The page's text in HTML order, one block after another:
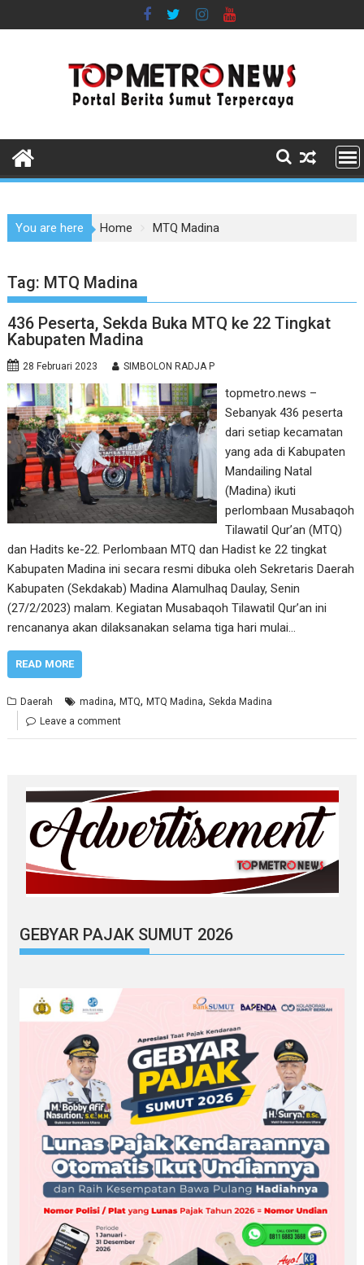
to
You are here Home MTQ Madina
Tag: MTQ Madina
436 Peserta, Sekda Buka MTQ ke 22 Tingkat
Kabupaten Madina
28 Februari 2023 SIMBOLON RADJA P
topmetro.news –
Sebanyak 436 peserta
dari setiap kecamatan
yang ada di Kabupaten
Mandailing Natal
(Madina) ikuti
perlombaan Musabaqoh
Tilawatil Qur’an (MTQ)
dan Hadits ke-22. Perlombaan MTQ dan Hadist ke 22 tingkat
Kabupaten Madina ini secara resmi dibuka oleh Sekretaris Daerah
Kabupaten (Sekdakab) Madina Alamulhaq Daulay, Senin
(27/2/2023) malam. Kegiatan Musabaqoh Tilawatil Qur’an ini
rencananya akan dilaksanakan selama tiga hari mulai…
READ MORE
Daerah madina,MTQ,MTQ Madina,Sekda Madina
Leave a comment
GEBYAR PAJAK SUMUT 2026